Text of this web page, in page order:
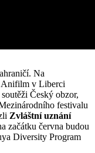
Na
Anifilm v Liberci
Český obzor,
festivalu
Zvláštní uznání
začátku června budou
Diversity Program